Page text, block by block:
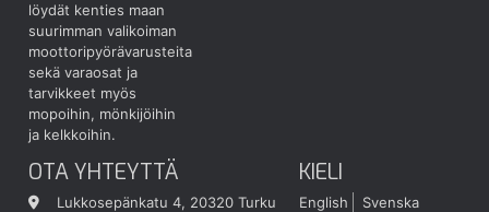
löydät kenties maan
suurimman valikoiman
moottoripyörävarusteita
sekä varaosat ja
tarvikkeet myös
mopoihin, mönkijöihin
ja kelkkoihin.
OTA YHTEYTTÄ
Lukkosepänkatu 4, 20320 Turku
KIELI
English Svenska